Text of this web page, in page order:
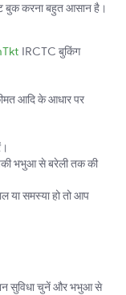
करना बहुत आसान है।
IRCTC बुकिंग
आदि के आधार पर
भभुआ से बरेली तक की
या समस्या हो तो आप
सुविधा चुनें और भभुआ से